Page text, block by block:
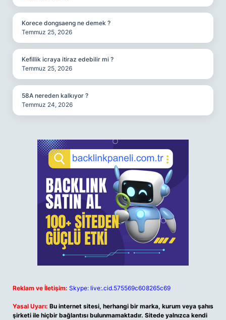
Korece dongsaeng ne demek ?
Temmuz 25, 2026
Kefillik icraya itiraz edebilir mi ?
Temmuz 25, 2026
58A nereden kalkıyor ?
Temmuz 24, 2026
Reklam ve İletişim: Skype: live:.cid.575569c608265c69
Yasal Uyarı: Bu internet sitesi, herhangi bir marka, kurum veya şahıs
şirketi ile hiçbir bağlantısı bulunmamaktadır. Sitede yalnızca kendi